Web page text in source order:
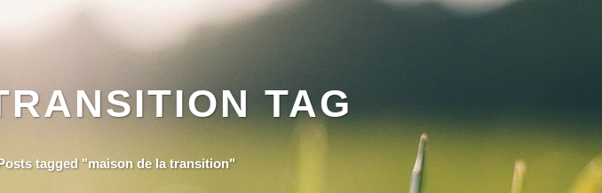
TAG
tagged "maison de la transition"